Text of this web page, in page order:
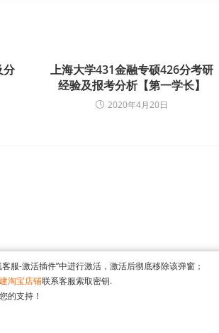
分
上海大学431金融专硕426分考研
经验及报考分析【第一学长】
2020年4月20日
服-激活插件”中进行激活，激活后彻底移除该弹窗；
淘宝店铺联系客服索取密钥.
的支持！